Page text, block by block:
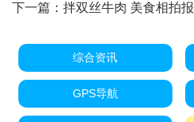
下一篇： 拌双丝牛肉 美食相拍报
综合资讯
GPS导航